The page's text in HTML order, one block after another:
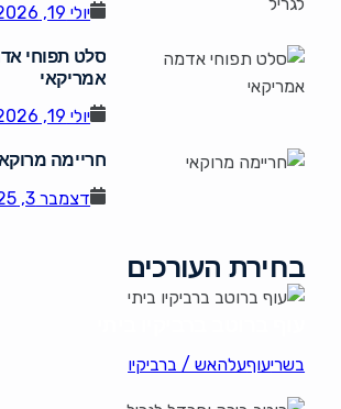
יולי 19, 2026
סלט תפוחי
אמריקאי
יולי 19, 2026
חריימה
דצמבר 3, 2025
בחירת העורכים
בשריעוףעלהאש / ברביקיו